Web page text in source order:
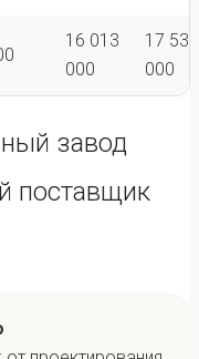
16 013
000
17 536
000
завод
поставщик